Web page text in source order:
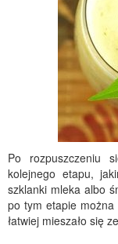
Po rozpuszczeniu
kolejnego etapu,
szklanki mleka albo
po tym etapie
łatwiej mieszało się